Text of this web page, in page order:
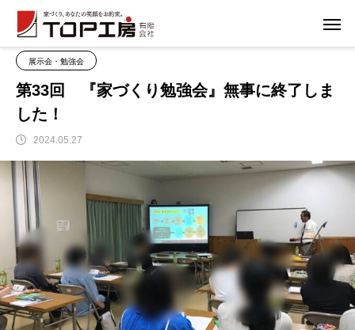
ブログ ブログ 第33回 『家づくり勉強会』無事に終了しました！
展示会・勉強会
第33回 『家づくり勉強会』無事に終了しま
した！
2024.05.27